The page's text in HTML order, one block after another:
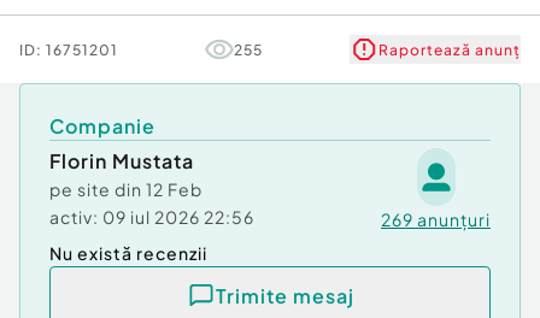
Număr niveluri imobil 4
ID: 16751201 255 Raportează anunț
Companie
Florin Mustata
pe site din 12 Feb
activ: 09 iul 2026 22:56 269 anunțuri
Nu există recenzii
Trimite mesaj